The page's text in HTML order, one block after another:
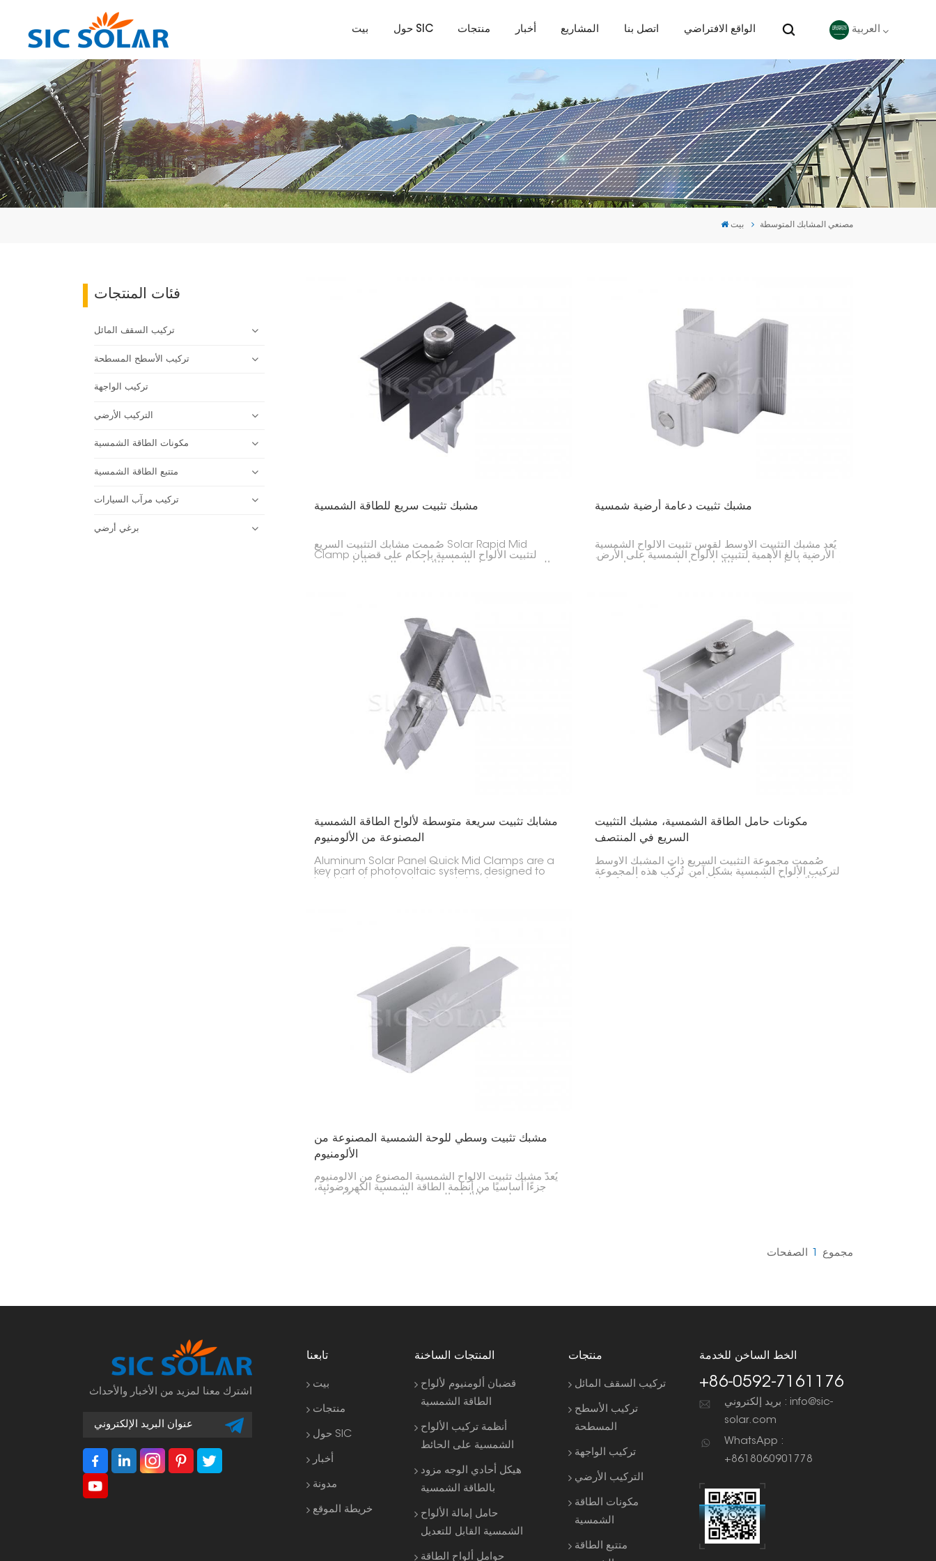
بيت حول SIC منتجات أخبار المشاريع اتصل بنا الواقع الافتراضي العربية
English
Deutsch
español
português
بيت مصنعي المشابك المتوسطة
فئات المنتجات
تركيب السقف المائل
تركيب الأسطح المسطحة
تركيب الواجهة
التركيب الأرضي
مكونات الطاقة الشمسية
متتبع الطاقة الشمسية
تركيب مرآب السيارات
برغي أرضي
مشبك تثبيت سريع للطاقة الشمسية
صُممت مشابك التثبيت السريع Solar Rapid Mid
Clamp لتثبيت الألواح الشمسية بإحكام على قضبان
مشبك تثبيت دعامة أرضية شمسية
يُعد مشبك التثبيت الأوسط لقوس تثبيت الألواح الشمسية
الأرضية بالغ الأهمية لتثبيت الألواح الشمسية على الأرض.
مشابك تثبيت سريعة متوسطة لألواح الطاقة الشمسية
المصنوعة من الألومنيوم
Aluminum Solar Panel Quick Mid Clamps are a
key part of photovoltaic systems, designed to
مكونات حامل الطاقة الشمسية، مشبك التثبيت
السريع في المنتصف
صُممت مجموعة التثبيت السريع ذات المشبك الأوسط
لتركيب الألواح الشمسية بشكل آمن. تُركّب هذه المجموعة
مشبك تثبيت وسطي للوحة الشمسية المصنوعة من
الألومنيوم
يُعدّ مشبك تثبيت الألواح الشمسية المصنوع من الألومنيوم
جزءًا أساسيًا من أنظمة الطاقة الشمسية الكهروضوئية،
مجموع 1 الصفحات
اشترك معنا لمزيد من الأخبار والأحداث
تابعنا
بيت
منتجات
حول SIC
أخبار
مدونة
خريطة الموقع
المنتجات الساخنة
قضبان ألومنيوم لألواح
الطاقة الشمسية
أنظمة تركيب الألواح
الشمسية على الحائط
هيكل أحادي الوجه مزود
بالطاقة الشمسية
حامل إمالة الألواح
الشمسية القابل للتعديل
حوامل ألواح الطاقة
منتجات
تركيب السقف المائل
تركيب الأسطح
المسطحة
تركيب الواجهة
التركيب الأرضي
مكونات الطاقة
الشمسية
متتبع الطاقة
الخط الساخن للخدمة
+86-0592-7161176
بريد إلكتروني : info@sic-
solar.com
WhatsApp :
+8618060901778